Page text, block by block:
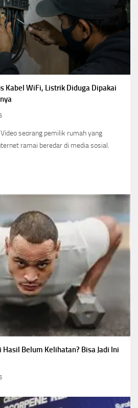
Kabel WiFi, Listrik Diduga Dipakai
Video seorang pemilik rumah yang
ramai beredar di media sosial.
Belum Kelihatan? Bisa Jadi Ini